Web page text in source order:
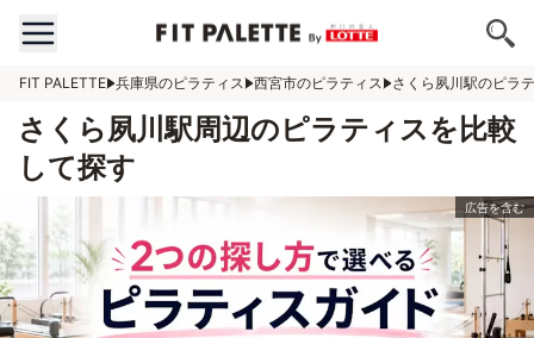
FIT PALETTE 兵庫県のピラティス 西宮市のピラティス さくら夙川駅のピラ
さくら夙川駅周辺のピラティスを比較
して探す